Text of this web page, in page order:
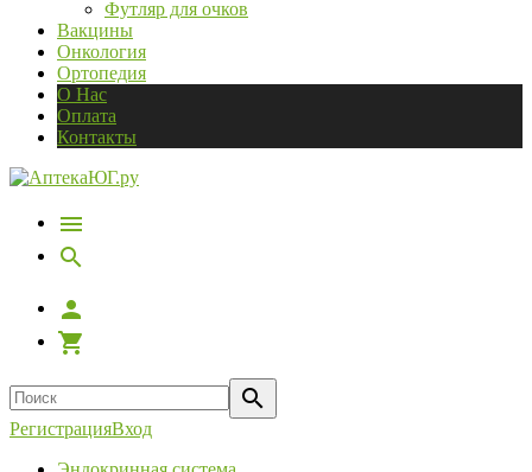
Футляр для очков
Вакцины
Онкология
Ортопедия
О Нас
Оплата
Контакты
РегистрацияВход